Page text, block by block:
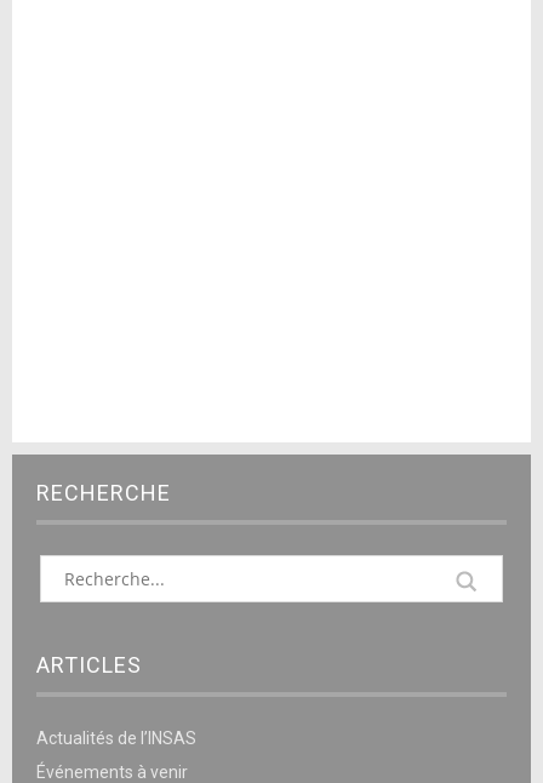
RECHERCHE
ARTICLES
Actualités de l’INSAS
Événements à venir